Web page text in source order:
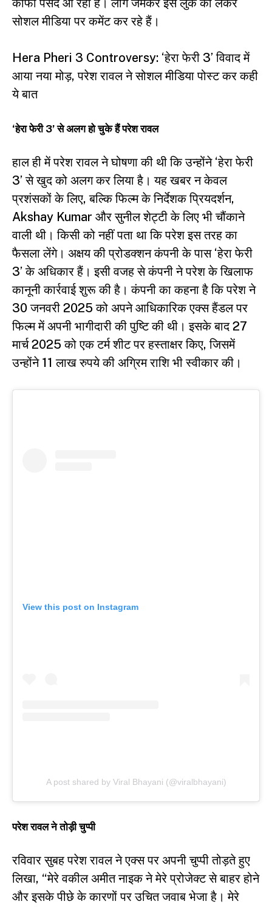
काफी पसंद आ रहा है। लोग जमकर इस लुक को लेकर
सोशल मीडिया पर कमेंट कर रहे हैं।
Hera Pheri 3 Controversy: ‘हेरा फेरी 3’ विवाद में
आया नया मोड़, परेश रावल ने सोशल मीडिया पोस्ट कर कही
ये बात
‘हेरा फेरी 3’ से अलग हो चुके हैं परेश रावल
हाल ही में परेश रावल ने घोषणा की थी कि उन्होंने ‘हेरा फेरी
3’ से खुद को अलग कर लिया है। यह खबर न केवल
प्रशंसकों के लिए, बल्कि फिल्म के निर्देशक प्रियदर्शन,
Akshay Kumar और सुनील शेट्टी के लिए भी चौंकाने
वाली थी। किसी को नहीं पता था कि परेश इस तरह का
फैसला लेंगे। अक्षय की प्रोडक्शन कंपनी के पास ‘हेरा फेरी
3’ के अधिकार हैं। इसी वजह से कंपनी ने परेश के खिलाफ
कानूनी कार्रवाई शुरू की है। कंपनी का कहना है कि परेश ने
30 जनवरी 2025 को अपने आधिकारिक एक्स हैंडल पर
फिल्म में अपनी भागीदारी की पुष्टि की थी। इसके बाद 27
मार्च 2025 को एक टर्म शीट पर हस्ताक्षर किए, जिसमें
उन्होंने 11 लाख रुपये की अग्रिम राशि भी स्वीकार की।
View this post on Instagram
A post shared by Viral Bhayani (@viralbhayani)
परेश रावल ने तोड़ी चुप्पी
रविवार सुबह परेश रावल ने एक्स पर अपनी चुप्पी तोड़ते हुए
लिखा, “मेरे वकील अमीत नाइक ने मेरे प्रोजेक्ट से बाहर होने
और इसके पीछे के कारणों पर उचित जवाब भेजा है। मेरे